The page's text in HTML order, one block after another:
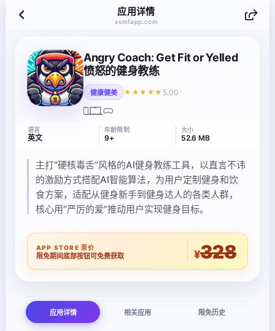
应用详情
xsmfapp.com
Angry Coach: Get Fit or Yelled
愤怒的健身教练
健康健美 ★★★★★ 5.00
语言
英文
年龄限制
9+
大小
52.6 MB
主打“硬核毒舌”风格的AI健身教练工具，以直言不讳
的激励方式搭配AI智能算法，为用户定制健身和饮
食方案，适配从健身新手到健身达人的各类人群，
核心用“严厉的爱”推动用户实现健身目标。
APP STORE 原价
限免期间底部按钮可免费获取 ¥328
应用详情 相关应用 限免历史